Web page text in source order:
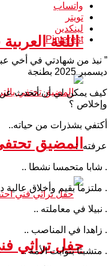
اللغة
المضيق
حفل تراثي
واتساب
تويتر
لينكدين
Pinterest
ديسمبر 2025 بطنجة
كيف يمكن لي أن أتحدث عن
وإخلاص ؟
أكتفي بشذرات من حياته..
عرفته :
. شابا متحمسا نشطا ..
. ملتزما بقيم وأخلاق عالية
. نبيلا في معاملته ..
. زاهدا في المناصب ..
. متشبثا بثوابت الأمة ..